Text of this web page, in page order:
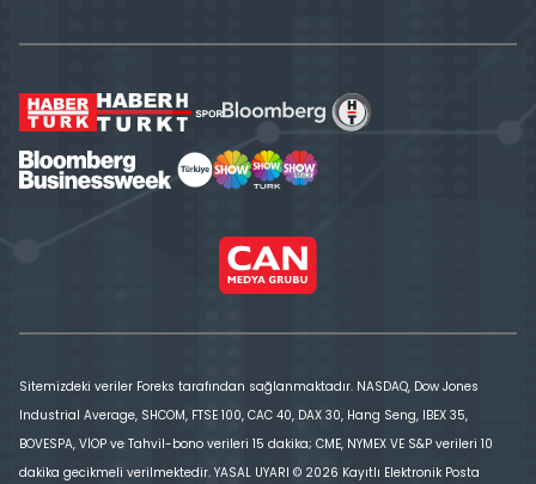
Sitemizdeki veriler Foreks tarafından sağlanmaktadır. NASDAQ, Dow Jones
Industrial Average, SHCOM, FTSE 100, CAC 40, DAX 30, Hang Seng, IBEX 35,
BOVESPA, VİOP ve Tahvil-bono verileri 15 dakika; CME, NYMEX VE S&P verileri 10
dakika gecikmeli verilmektedir. YASAL UYARI © 2026 Kayıtlı Elektronik Posta